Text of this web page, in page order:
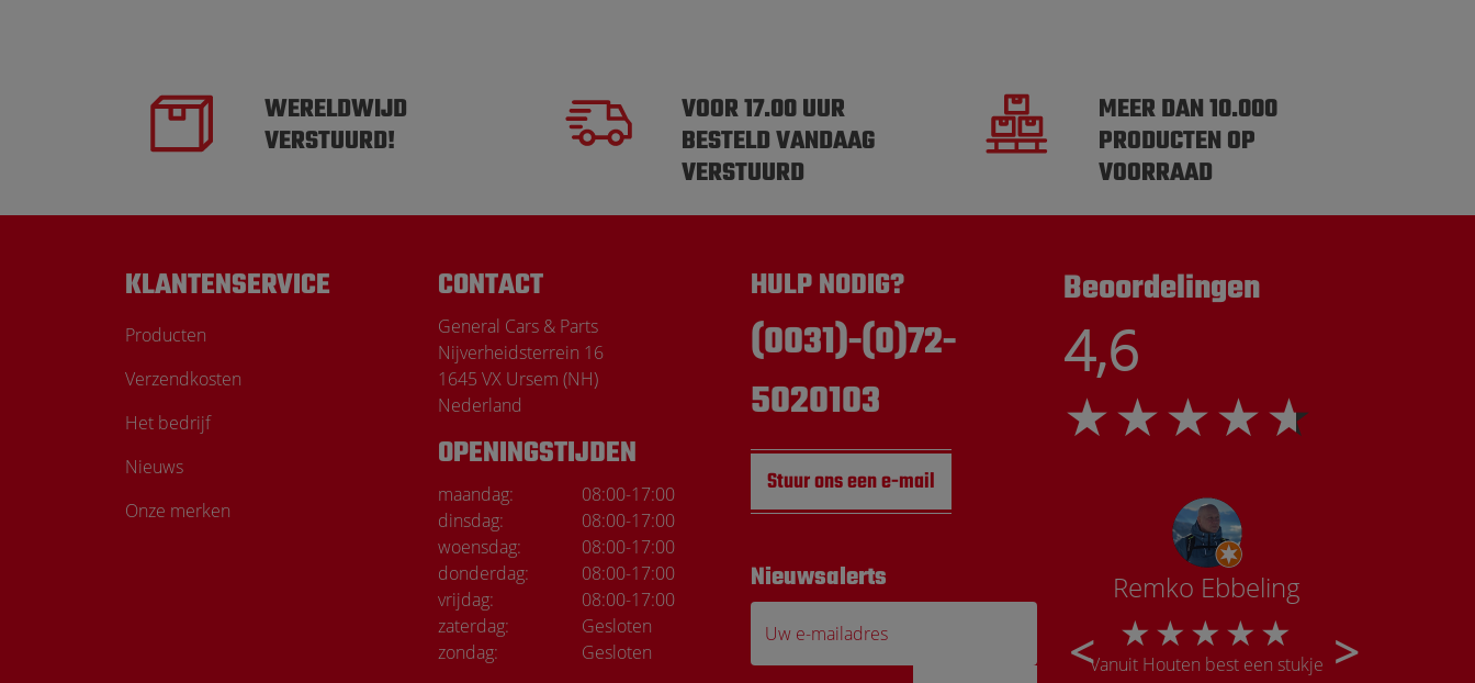
WERELDWIJD
VERSTUURD!
VOOR 17.00 UUR
BESTELD VANDAAG
VERSTUURD
MEER DAN 10.000
PRODUCTEN OP
VOORRAAD
KLANTENSERVICE
Producten
Verzendkosten
Het bedrijf
Nieuws
Onze merken
CONTACT
General Cars & Parts
Nijverheidsterrein 16
1645 VX Ursem (NH)
Nederland
OPENINGSTIJDEN
maandag: 08:00-17:00
dinsdag:
08:00-17:00
woensdag:
08:00-17:00
donderdag:
08:00-17:00
vrijdag:
08:00-17:00
zaterdag:
Gesloten
zondag:
Gesloten
HULP NODIG?
(0031)-(0)72-
5020103
Stuur ons een e-mail
Nieuwsalerts
Uw e-mailadres
Beoordelingen
4,6
Marco de Witte
Top service Elke keer weer
Remko Ebbeling
Vanuit Houten best een stukje